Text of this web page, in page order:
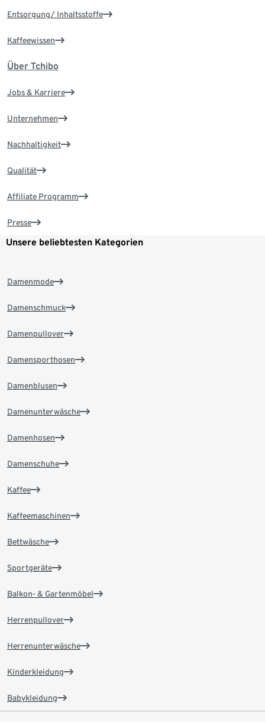
Entsorgung/ Inhaltsstoffe
Kaffeewissen
Über Tchibo
Jobs & Karriere
Unternehmen
Nachhaltigkeit
Qualität
Affiliate Programm
Presse
Unsere beliebtesten Kategorien
Damenmode
Damenschmuck
Damenpullover
Damensporthosen
Damenblusen
Damenunterwäsche
Damenhosen
Damenschuhe
Kaffee
Kaffeemaschinen
Bettwäsche
Sportgeräte
Balkon- & Gartenmöbel
Herrenpullover
Herrenunterwäsche
Kinderkleidung
Babykleidung